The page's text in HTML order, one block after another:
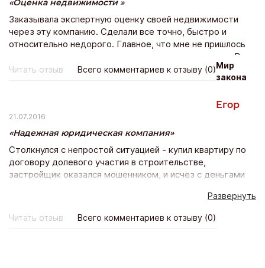
Оценка недвижимости
Заказывала экспертную оценку своей недвижимости
через эту компанию. Сделали все точно, быстро и
относительно недорого. Главное, что мне не пришлось
ездить к ним по несколько раз и все переделывать. Вот
за это я ценю людей. В общем обращаться можно.
Читать отзыв Всего комментариев к отзыву (0) Мир
закона
Егор
21.07.2016
Надежная юридическая компания
Столкнулся с непростой ситуацией - купил квартиру по
договору долевого участия в строительстве,
застройщик оказался мошенником, и исчез с деньгами
Московской области вели юристы компании мир-закона,
благодаря их профессионализму мы выиграли дело,
достроили дом, теперь получаем квартиры в
Развернуть
Читать отзыв Всего комментариев к отзыву (0)